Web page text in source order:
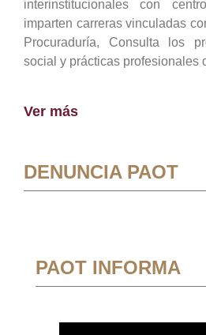
interinstitucionales con
imparten carreras vinculadas
Procuraduría, Consulta los
social y prácticas profesionales
Ver más
DENUNCIA PAOT
PAOT INFORMA